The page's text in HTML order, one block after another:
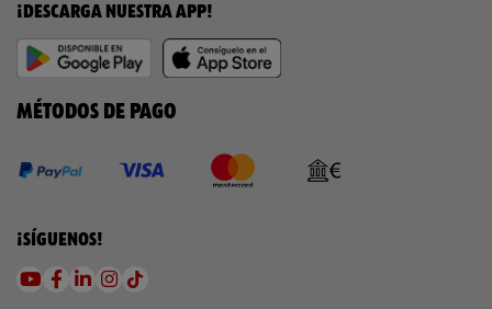
¡DESCARGA NUESTRA APP!
MÉTODOS DE PAGO
¡SÍGUENOS!